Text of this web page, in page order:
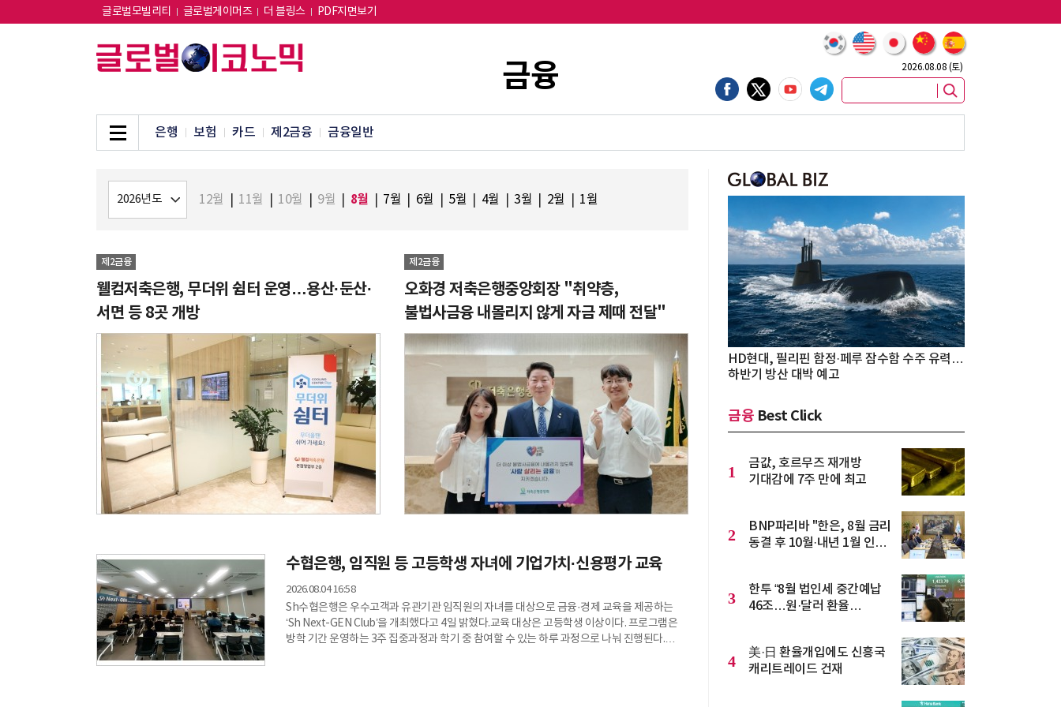
글로벌모빌리티 글로벌게이머즈 더 블링스 PDF지면보기
2026.08.08 (토)
금융
은행 보험 카드 제2금융 금융일반
12월 11월 10월 9월 8월 7월 6월 5월 4월 3월 2월 1월
제2금융
웰컴저축은행, 무더위 쉼터 운영…용산·둔산·
서면 등 8곳 개방
제2금융
오화경 저축은행중앙회장 "취약층,
불법사금융 내몰리지 않게 자금 제때 전달"
수협은행, 임직원 등 고등학생 자녀에 기업가치·신용평가 교육
2026.08.04 16:58
Sh수협은행은 우수고객과 유관기관 임직원의 자녀를 대상으로 금융·경제 교육을 제공하는
‘Sh Next-GEN Club’을 개최했다고 4일 밝혔다.교육 대상은 고등학생 이상이다. 프로그램은
방학 기간 운영하는 3주 집중과정과 학기 중 참여할 수 있는 하루 과정으로 나눠 진행된다.
HD현대, 필리핀 함정·페루 잠수함 수주 유력…
하반기 방산 대박 예고
금융 Best Click
1
금값, 호르무즈 재개방
기대감에 7주 만에 최고
2
BNP파리바 "한은, 8월 금리
동결 후 10월·내년 1월 인상
3
한투 “8월 법인세 중간예납
46조…원·달러 환율
4
美·日 환율개입에도 신흥국
캐리트레이드 건재